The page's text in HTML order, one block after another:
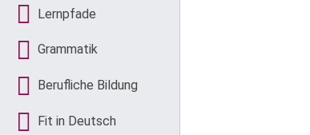
Lernpfade
Grammatik
Berufliche Bildung
Fit in Deutsch